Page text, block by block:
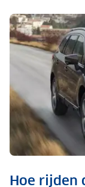
Hoe rijden